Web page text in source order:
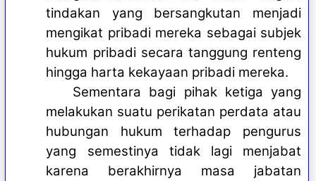
tindakan yang bersangkutan menjadi
mengikat pribadi mereka sebagai subjek
hukum pribadi secara tanggung renteng
hingga harta kekayaan pribadi mereka.
Sementara bagi pihak ketiga yang
melakukan suatu perikatan perdata atau
hubungan hukum terhadap pengurus
yang semestinya tidak lagi menjabat
karena berakhirnya masa jabatan